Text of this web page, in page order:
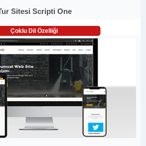
Sitesi Scripti One
Çoklu Dil Özelliği